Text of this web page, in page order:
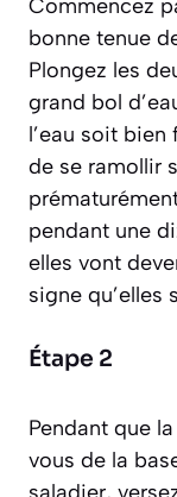
Commencez
bonne tenue
Plongez les
grand bol
l’eau soit
de se ramollir
pendant une
elles vont
signe qu’elles
Étape 2
Pendant que
vous de la